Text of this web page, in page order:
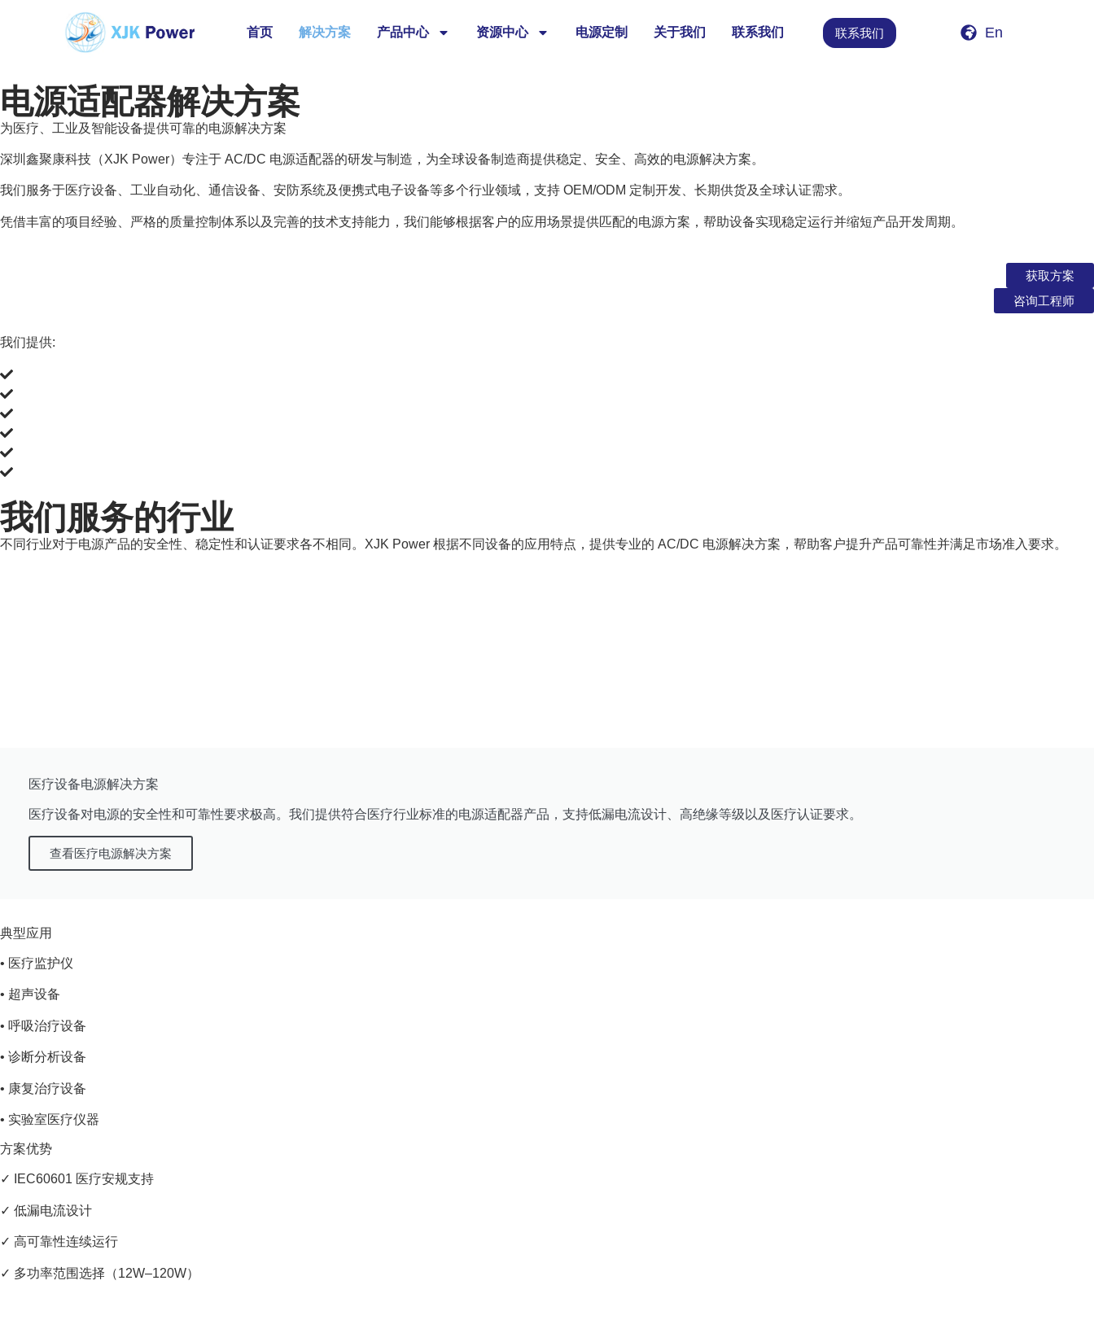
首页 解决方案 产品中心 资源中心 电源定制 关于我们 联系我们 联系我们 En
电源适配器解决方案
为医疗、工业及智能设备提供可靠的电源解决方案
深圳鑫聚康科技（XJK Power）专注于 AC/DC 电源适配器的研发与制造，为全球设备制造商提供稳定、安全、高效的电源解决方案。
我们服务于医疗设备、工业自动化、通信设备、安防系统及便携式电子设备等多个行业领域，支持 OEM/ODM 定制开发、长期供货及全球认证需求。
凭借丰富的项目经验、严格的质量控制体系以及完善的技术支持能力，我们能够根据客户的应用场景提供匹配的电源方案，帮助设备实现稳定运行并缩短产品开发周期。
获取方案
咨询工程师
我们提供:
我们服务的行业
不同行业对于电源产品的安全性、稳定性和认证要求各不相同。XJK Power 根据不同设备的应用特点，提供专业的 AC/DC 电源解决方案，帮助客户提升产品可靠性并满足市场准入要求。
医疗设备电源解决方案
医疗设备对电源的安全性和可靠性要求极高。我们提供符合医疗行业标准的电源适配器产品，支持低漏电流设计、高绝缘等级以及医疗认证要求。
查看医疗电源解决方案
典型应用
• 医疗监护仪
• 超声设备
• 呼吸治疗设备
• 诊断分析设备
• 康复治疗设备
• 实验室医疗仪器
方案优势
✓ IEC60601 医疗安规支持
✓ 低漏电流设计
✓ 高可靠性连续运行
✓ 多功率范围选择（12W–120W）